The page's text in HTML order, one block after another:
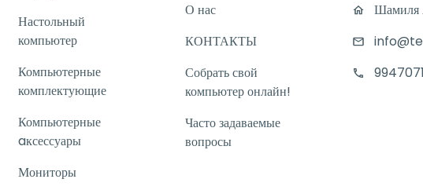
Настольный
компьютер
Компьютерные
комплектующие
Компьютерные
aксессуары
Мониторы
О нас
КОНТАКТЫ
Собрать свой
компьютер онлайн!
Часто задаваемые
вопросы
Шамиля